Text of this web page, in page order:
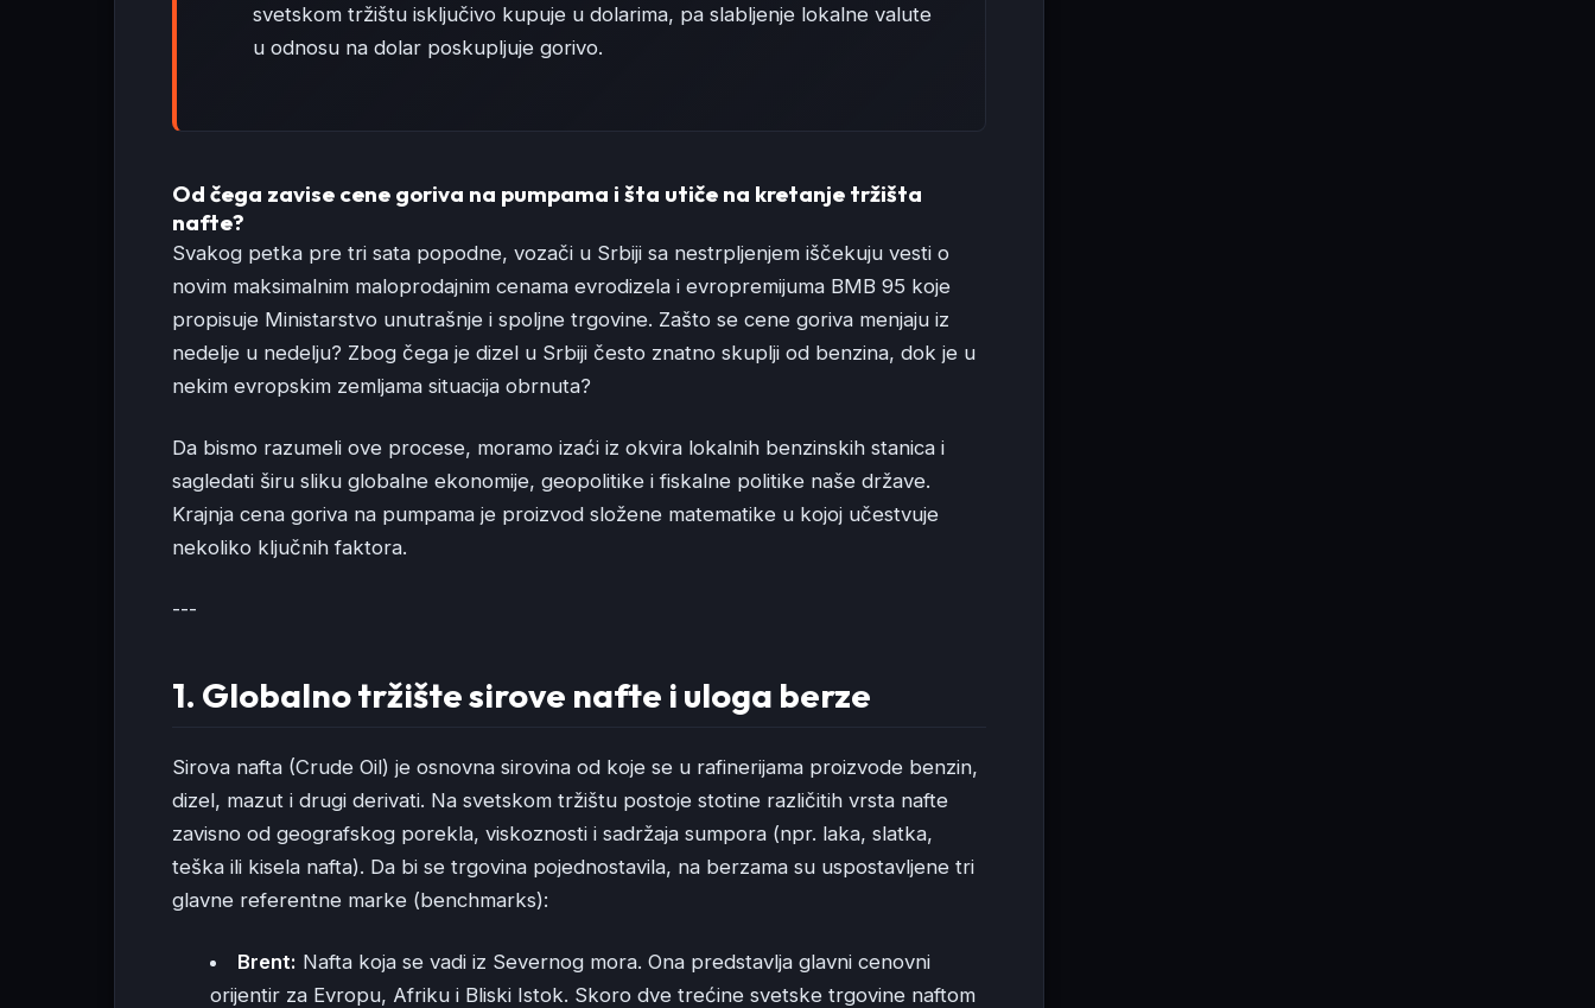
svetskom tržištu isključivo kupuje u dolarima, pa slabljenje lokalne valute
u odnosu na dolar poskupljuje gorivo.
Od čega zavise cene goriva na pumpama i šta utiče na kretanje tržišta
nafte?
Svakog petka pre tri sata popodne, vozači u Srbiji sa nestrpljenjem iščekuju vesti o
novim maksimalnim maloprodajnim cenama evrodizela i evropremijuma BMB 95 koje
propisuje Ministarstvo unutrašnje i spoljne trgovine. Zašto se cene goriva menjaju iz
nedelje u nedelju? Zbog čega je dizel u Srbiji često znatno skuplji od benzina, dok je u
nekim evropskim zemljama situacija obrnuta?
Da bismo razumeli ove procese, moramo izaći iz okvira lokalnih benzinskih stanica i
sagledati širu sliku globalne ekonomije, geopolitike i fiskalne politike naše države.
Krajnja cena goriva na pumpama je proizvod složene matematike u kojoj učestvuje
nekoliko ključnih faktora.
---
1. Globalno tržište sirove nafte i uloga berze
Sirova nafta (Crude Oil) je osnovna sirovina od koje se u rafinerijama proizvode benzin,
dizel, mazut i drugi derivati. Na svetskom tržištu postoje stotine različitih vrsta nafte
zavisno od geografskog porekla, viskoznosti i sadržaja sumpora (npr. laka, slatka,
teška ili kisela nafta). Da bi se trgovina pojednostavila, na berzama su uspostavljene tri
glavne referentne marke (benchmarks):
Brent: Nafta koja se vadi iz Severnog mora. Ona predstavlja glavni cenovni
orijentir za Evropu, Afriku i Bliski Istok. Skoro dve trećine svetske trgovine naftom